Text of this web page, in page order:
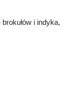
i indyka,